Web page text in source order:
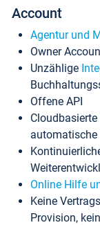
Account
Agentur und
Owner
Unzählige
Offene API
automatische
Online Hilfe
Keine
Provision,